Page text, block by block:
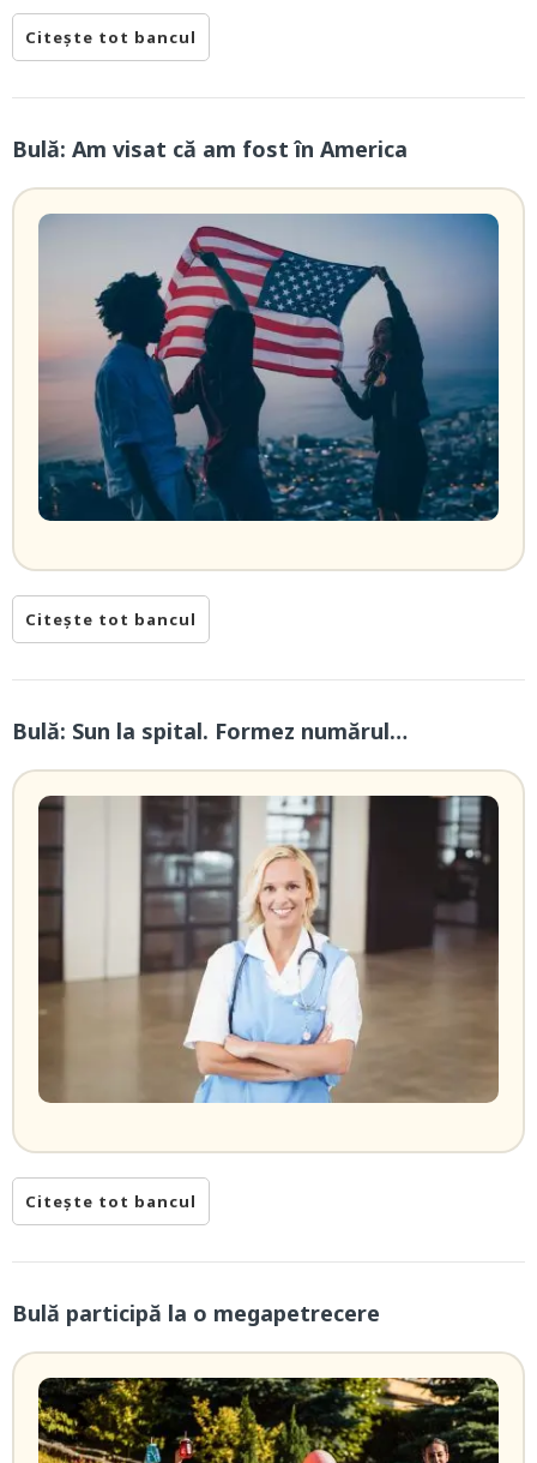
Citește tot bancul
Bulă: Am visat că am fost în America
Citește tot bancul
Bulă: Sun la spital. Formez numărul…
Citește tot bancul
Bulă participă la o megapetrecere